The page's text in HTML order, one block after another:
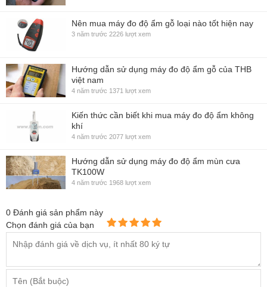
Nên mua máy đo độ ẩm gỗ loại nào tốt hiện nay
3 năm trước 2226 lượt xem
Hướng dẫn sử dụng máy đo độ ẩm gỗ của THB
việt nam
4 năm trước 1371 lượt xem
Kiến thức cần biết khi mua máy đo độ ẩm không
khí
4 năm trước 2077 lượt xem
Hướng dẫn sử dụng máy đo độ ẩm mùn cưa
TK100W
4 năm trước 1968 lượt xem
0 Đánh giá sản phẩm này
Chọn đánh giá của bạn